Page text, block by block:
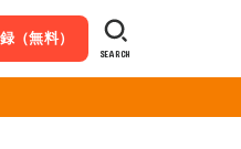
（無料）
SEARCH